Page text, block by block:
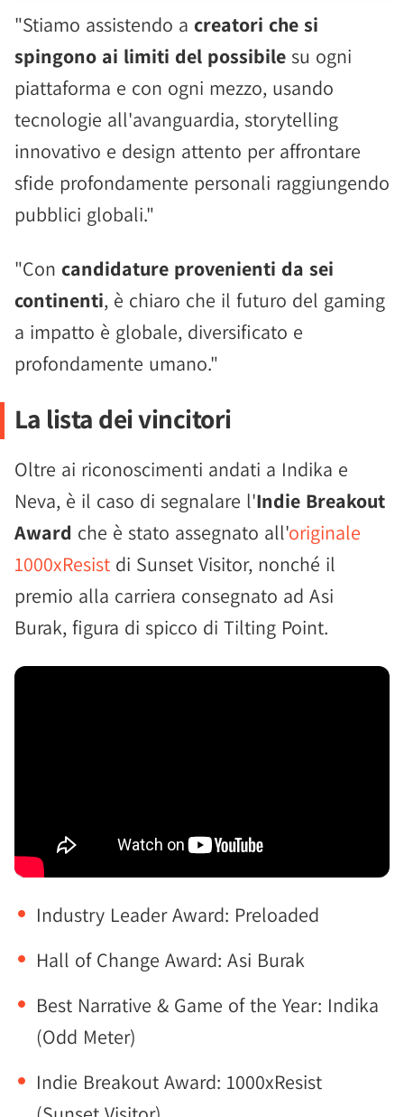
"Stiamo assistendo a creatori che si
spingono ai limiti del possibile su ogni
piattaforma e con ogni mezzo, usando
tecnologie all'avanguardia, storytelling
innovativo e design attento per affrontare
sfide profondamente personali raggiungendo
pubblici globali."
"Con candidature provenienti da sei
continenti, è chiaro che il futuro del gaming
a impatto è globale, diversificato e
profondamente umano."
La lista dei vincitori
Oltre ai riconoscimenti andati a Indika e
Neva, è il caso di segnalare l'Indie Breakout
Award che è stato assegnato all'originale
1000xResist di Sunset Visitor, nonché il
premio alla carriera consegnato ad Asi
Burak, figura di spicco di Tilting Point.
Industry Leader Award: Preloaded
Hall of Change Award: Asi Burak
Best Narrative & Game of the Year: Indika
(Odd Meter)
Indie Breakout Award: 1000xResist